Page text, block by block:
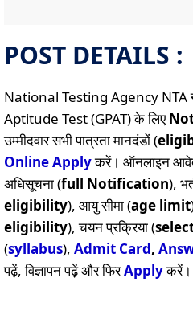
POST DETAILS :
National Testing Agency
Aptitude Test (GPAT) के लिए
उम्मीदवार सभी पात्रता मानदंडों (
OnlineApplyकरें। ऑनलाइन
अधिसूचना (full Notification),
eligibility), आयु सीमा (age limit
eligibility), चयन प्रक्रिया (
(syllabus), Admit Card,
पढ़ें, विज्ञापन पढ़ें और फिरApplyकरें।